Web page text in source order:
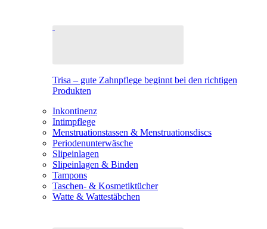
Trisa – gute Zahnpflege beginnt bei den richtigen
Produkten
Inkontinenz
Intimpflege
Menstruationstassen & Menstruationsdiscs
Periodenunterwäsche
Slipeinlagen
Slipeinlagen & Binden
Tampons
Taschen- & Kosmetiktücher
Watte & Wattestäbchen